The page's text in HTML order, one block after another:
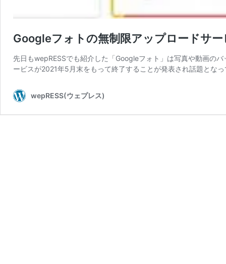
Googleフォトの無制限アップロードサ
先日もwepRESSでも紹介した「Googleフォト」は写真や動画の
ービスが2021年5月末をもって終了することが発表され話題とな
wepRESS(ウェプレス)